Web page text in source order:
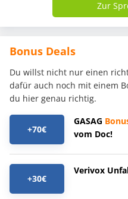
Zur
Bonus Deals
Du willst nicht nur einen
dafür auch noch mit einem
du hier genau richtig.
+70€
GASAG
vom Doc!
+30€
Verivox